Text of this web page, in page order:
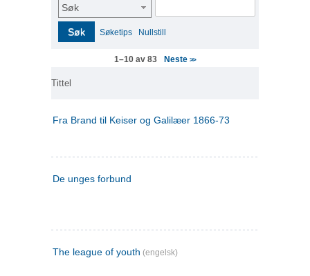
Søk
Søk Søketips Nullstill
1–10 av 83 Neste>>
Tittel
Fra Brand til Keiser og Galilæer 1866-73
De unges forbund
The league of youth (engelsk)